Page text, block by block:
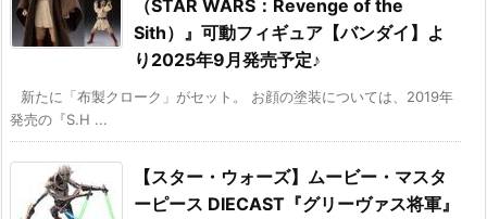
（STAR WARS：Revenge of the
Sith）』可動フィギュア【バンダイ】よ
り2025年9月発売予定♪
新たに「布製クローク」がセット。 お顔の塗装については、2019年
発売の『S.H ...
【スター・ウォーズ】ムービー・マスタ
ーピース DIECAST『グリーヴァス将軍』